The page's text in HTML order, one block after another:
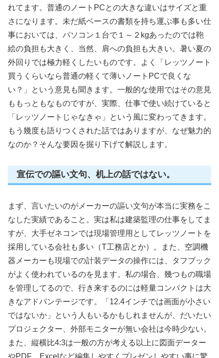
れてます。普通のノートPCとの大きな違いはサイズと重
さになります。未だ紙ベースの書類を持ち運ぶ事も多い仕
事においては、パソコン１台で１～２kgあったのでは鞄
絵の負担も大きく、当然、肩への負担も大きい。暑い夏の
外回りでは極力軽くしたいものです。よく「レッツノート
買うくらいなら普通の軽くて薄いノートPCで良くな
い？」という意見も聞きます。一般的な使用ではその意見
ももっともなものですが、実際、仕事で使い続けていると
「レッツノートじゃなきゃ」という風に変わってきます。
もう幾度も語りつくされた話ではありますが、なぜ魅力的
なのか？そんな要因を掘り下げて解説します。
宣伝での謳い文句、机上の話ではない。
まず、言いたいのがメーカーの謳い文句が本当に実務をこ
なした実績であること。実は私は建築監理の仕事をしてま
すが、大手ゼネコンでは現場管理用としてレッツノートを
採用している会社も多い（T工務店とか）。また、空調機
器メーカーも現場での計装データの操作には、タフブック
がよく使われているのを見ます。私の場合、幾つもの職場
を管理してるので、行き来するのには軽量コンパクトは大
きなアドバンテージです。「12.4インチでは画面が小さい
ではないか」という人もいるかもしれませんが、だいたい
プロジェクター、外部モニターが無い会社は今時少ない。
また、縦横比4:3は一般の方が考える以上に図面データー